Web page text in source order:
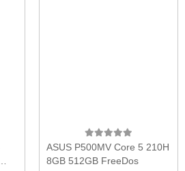
ASUS P500MV Core 5 210H
8GB 512GB FreeDos